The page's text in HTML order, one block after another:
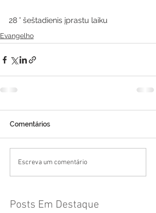
28 ° šeštadienis įprastu laiku
Evangelho
Comentários
Escreva um comentário
Posts Em Destaque